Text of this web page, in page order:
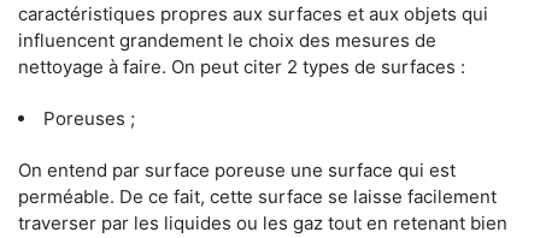
caractéristiques propres aux surfaces et aux objets qui
influencent grandement le choix des mesures de
nettoyage à faire. On peut citer 2 types de surfaces :
Poreuses ;
On entend par surface poreuse une surface qui est
perméable. De ce fait, cette surface se laisse facilement
traverser par les liquides ou les gaz tout en retenant bien